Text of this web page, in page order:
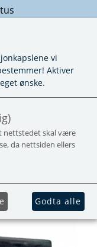
vi
Aktiver
ønske.
nettstedet skal være
da nettsiden ellers
Godta alle